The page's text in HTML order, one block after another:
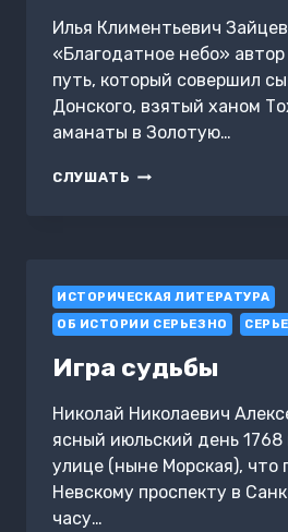
Илья Климентьевич
«Благодатное небо»
путь, который совершил
Донского, взятый ханом
аманаты в Золотую…
СЛУШАТЬ БЛАГОДАТНОЕ
ИСТОРИЧЕСКАЯ ЛИТЕРАТУРА
ОБ ИСТОРИИ СЕРЬЕЗНО
Игра судьбы
Николай Николаевич
ясный июльский день 1768
улице (ныне Морская), что
Невскому проспекту в
часу…